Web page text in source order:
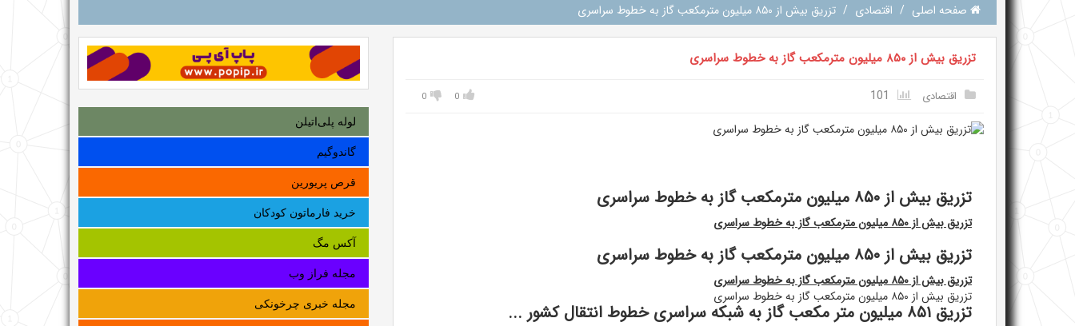
صفحه اصلی / اقتصادی / تزریق بیش از ۸۵۰ میلیون مترمکعب گاز به خطوط سراسری
تزریق بیش از ۸۵۰ میلیون مترمکعب گاز به خطوط سراسری
اقتصادی 0
0
تزریق بیش از ۸۵۰ میلیون مترمکعب گاز به خطوط سراسری
تزریق بیش از ۸۵۰ میلیون مترمکعب گاز به خطوط سراسری
تزریق بیش از ۸۵۰ میلیون مترمکعب گاز به خطوط سراسری
تزریق بیش از ۸۵۰ میلیون مترمکعب گاز به خطوط سراسری
تزریق بیش از ۸۵۰ میلیون مترمکعب گاز به خطوط سراسری
تزریق ۸۵۱ میلیون متر مکعب گاز به شبکه سراسری خطوط انتقال کشور ...
لوله‌ پلی‌اتیلن
گاندوگیم
قرص پریورین
خرید فارماتون کودکان
آکس مگ
مجله فراز وب
مجله خبری چرخونکی